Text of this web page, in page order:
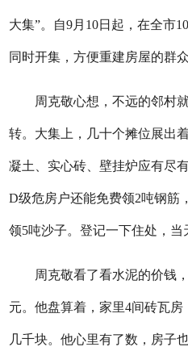
大集”。自9月10日起，在全市
同时开集，方便重建房屋的群
周克敬心想，不远的邻村就
转。大集上，几十个摊位展出
凝土、实心砖、壁挂炉应有尽
D级危房户还能免费领2吨钢筋
领5吨沙子。登记一下住处，当
周克敬看了看水泥的价钱，
元。他盘算着，家里4间砖瓦
几千块。他心里有了数，房子